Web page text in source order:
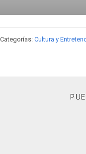
Categorías: Cultura y